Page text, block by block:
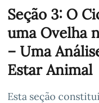
Seção 3: O
uma Ovelha
– Uma
Estar Animal
Esta seção